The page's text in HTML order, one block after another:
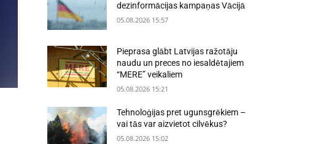
dezinformācijas kampaņas Vācijā
05.08.2026 15:57
Pieprasa glābt Latvijas ražotāju
naudu un preces no iesaldētajiem
“MERE” veikaliem
05.08.2026 15:21
Tehnoloģijas pret ugunsgrēkiem –
vai tās var aizvietot cilvēkus?
05.08.2026 15:02